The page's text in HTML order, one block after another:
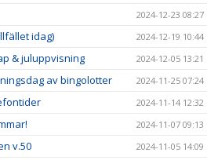
2024-12-23 08:27
idag) 2024-12-19 10:44
& juluppvisning 2024-12-05 13:21
av bingolotter 2024-11-25 07:24
2024-11-14 12:32
2024-11-07 09:13
v.50 2024-11-05 14:09